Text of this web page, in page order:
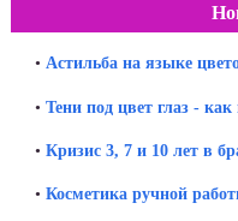
• Астильба на языке
• Тени под цвет глаз -
• Кризис 3, 7 и 10 лет в
• Косметика ручной